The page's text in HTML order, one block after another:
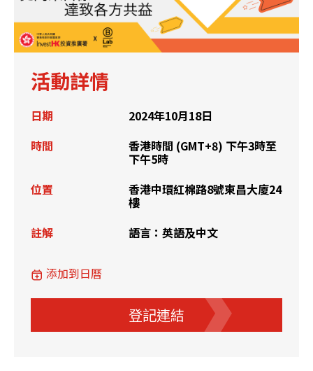
活動詳情
日期
2024年10月18日
時間
香港時間 (GMT+8) 下午3時至
下午5時
位置
香港中環紅棉路8號東昌大廈24
樓
註解
語言：英語及中文
添加到日曆
登記連結